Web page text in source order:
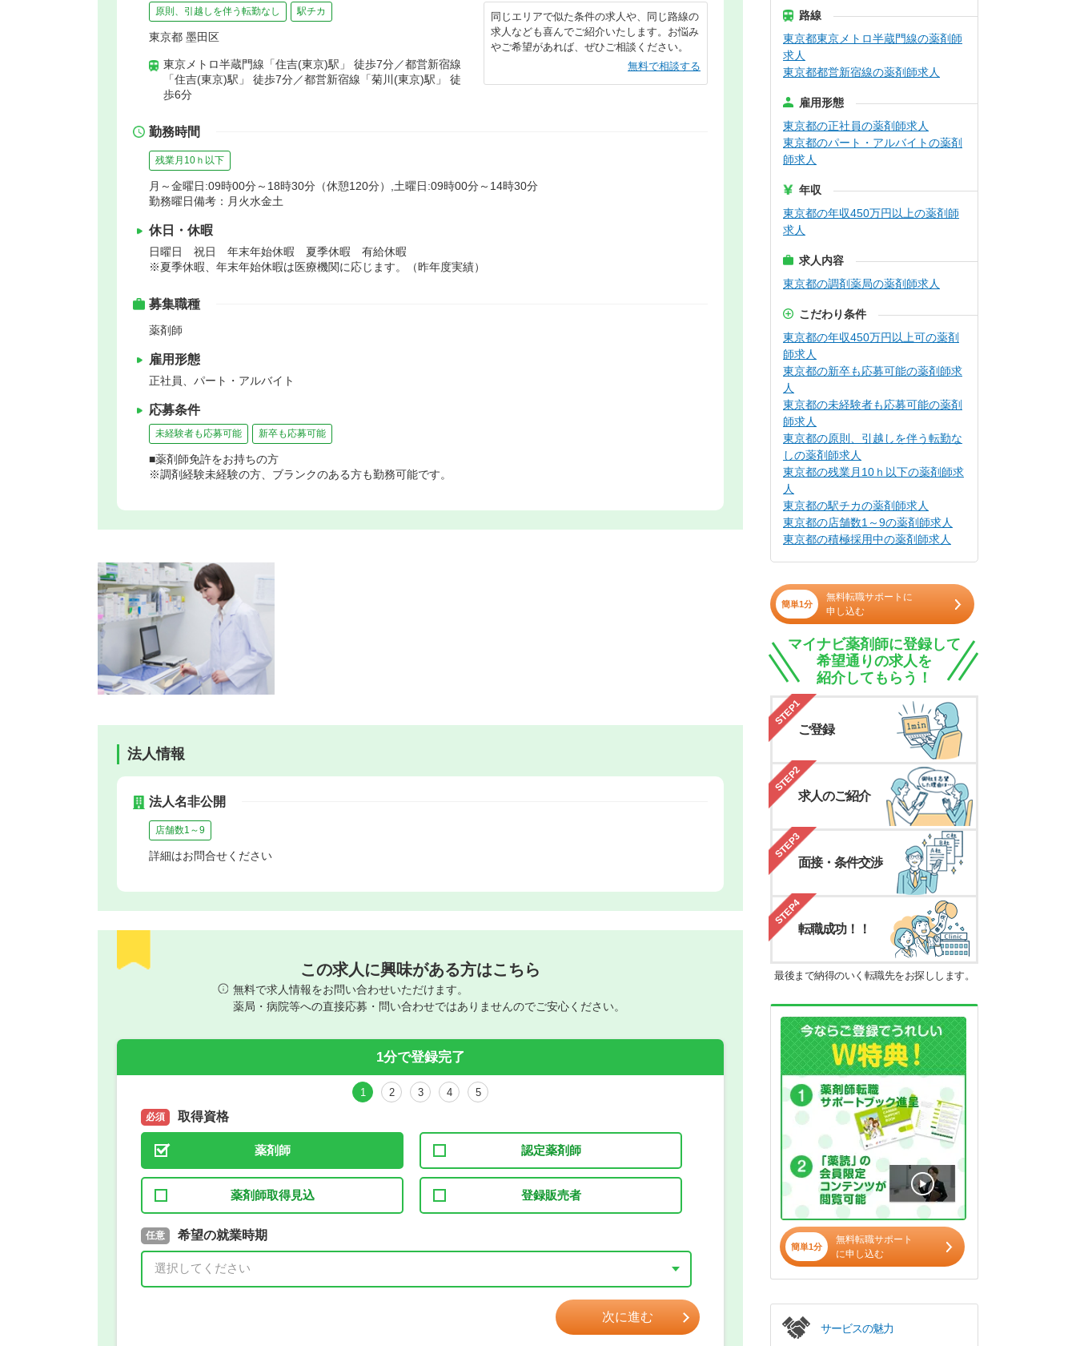
原則、引越しを伴う転勤なし 駅チカ
東京都 墨田区
東京メトロ半蔵門線「住吉(東京)駅」 徒歩7分／都営新宿線
「住吉(東京)駅」 徒歩7分／都営新宿線「菊川(東京)駅」 徒
歩6分
同じエリアで似た条件の求人や、同じ路線の
求人なども喜んでご紹介いたします。お悩み
やご希望があれば、ぜひご相談ください。
無料で相談する
勤務時間
残業月10ｈ以下
月～金曜日:09時00分～18時30分（休憩120分）,土曜日:09時00分～14時30分
勤務曜日備考：月火水金土
休日・休暇
日曜日 祝日 年末年始休暇 夏季休暇 有給休暇
※夏季休暇、年末年始休暇は医療機関に応じます。（昨年度実績）
募集職種
薬剤師
雇用形態
正社員、パート・アルバイト
応募条件
未経験者も応募可能 新卒も応募可能
■薬剤師免許をお持ちの方
※調剤経験未経験の方、ブランクのある方も勤務可能です。
法人情報
法人名非公開
店舗数1～9
詳細はお問合せください
この求人に興味がある方はこちら
無料で求人情報をお問い合わせいただけます。
薬局・病院等への直接応募・問い合わせではありませんのでご安心ください。
1分で登録完了
1 2 3 4 5
必須 取得資格
薬剤師 認定薬剤師
薬剤師取得見込 登録販売者
必須 取得予定年
年 3月
任意 希望の就業時期
希望の働き方
正社員
パート(週4日～5日)
次に進む
路線
東京都東京メトロ半蔵門線の薬剤師
求人
東京都都営新宿線の薬剤師求人
雇用形態
東京都の正社員の薬剤師求人
東京都のパート・アルバイトの薬剤
師求人
年収
東京都の年収450万円以上の薬剤師
求人
求人内容
東京都の調剤薬局の薬剤師求人
こだわり条件
東京都の年収450万円以上可の薬剤
師求人
東京都の新卒も応募可能の薬剤師求
人
東京都の未経験者も応募可能の薬剤
師求人
東京都の原則、引越しを伴う転勤な
しの薬剤師求人
東京都の残業月10ｈ以下の薬剤師求
人
東京都の駅チカの薬剤師求人
東京都の店舗数1～9の薬剤師求人
東京都の積極採用中の薬剤師求人
簡単1分
無料転職サポートに
申し込む
マイナビ薬剤師に登録して
希望通りの求人を
紹介してもらう！
STEP1
ご登録
STEP2
求人のご紹介
STEP3
面接・条件交渉
STEP4
転職成功！！
最後まで納得のいく転職先をお探しします。
簡単1分
無料転職サポート
に申し込む
サービスの魅力